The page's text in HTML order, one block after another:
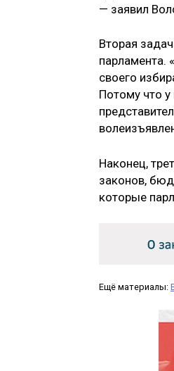
— заявил
Вторая
парламента.
своего
Потому что
Наконец,
законов,
которые
Ещё материалы: